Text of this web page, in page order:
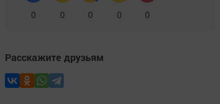
0 0 0 0 0
Расскажите друзьям